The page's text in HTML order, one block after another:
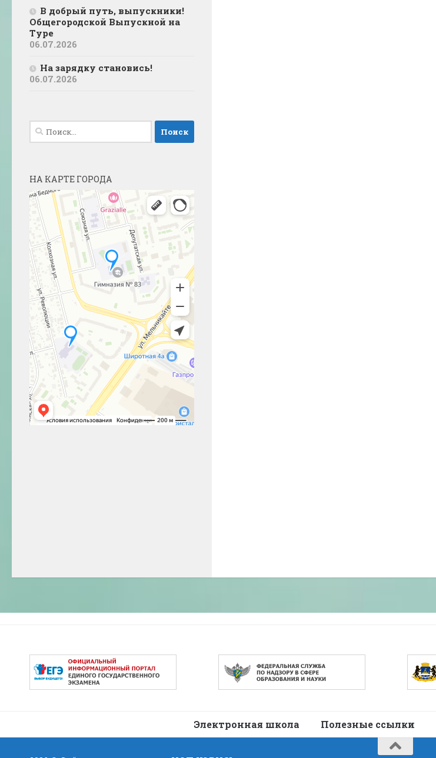
В добрый путь, выпускники!
Общегородской Выпускной на
Туре
06.07.2026
На зарядку становись!
06.07.2026
Найти:
НА КАРТЕ ГОРОДА
Электронная школа Полезные ссылки